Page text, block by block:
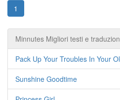
1
Minnutes Migliori testi e
Pack Up Your Troubles In Your
Sunshine Goodtime